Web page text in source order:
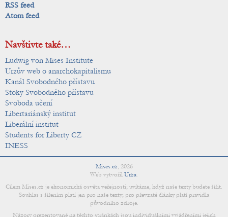
RSS feed
Atom feed
Navštivte také…
Ludwig von Mises Institute
Urzův web o anarchokapitalismu
Kanál Svobodného přístavu
Stoky Svobodného přístavu
Svoboda učení
Libertariánský institut
Liberální institut
Students for Liberty CZ
INESS
Mises.cz, 2026
Web vytvořil Urza.
Cílem Mises.cz je ekonomická osvěta veřejnosti; uvítáme, když naše texty budete šířit.
Souhlas s šířením platí jen pro naše texty; pro převzaté články platí pravidla
původního zdroje.
Názory prezentované na těchto stránkách jsou individuálními vyjádřeními jejich